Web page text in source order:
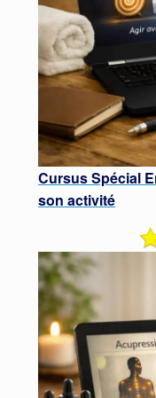
Cursus Spécial
son activité